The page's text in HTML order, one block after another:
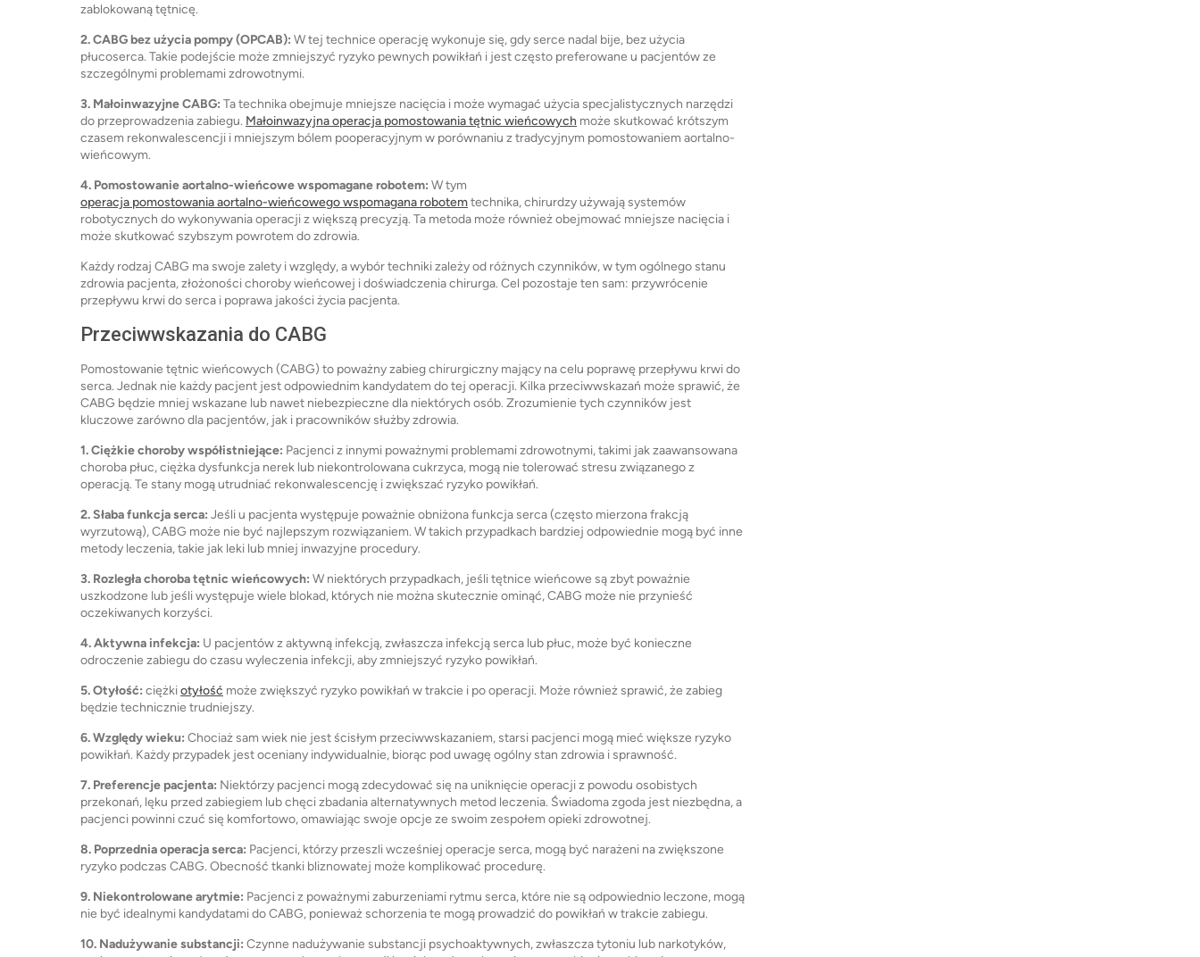
zablokowaną tętnicę.
2. CABG bez użycia pompy (OPCAB): W tej technice operację wykonuje się, gdy serce nadal bije, bez użycia
płucoserca. Takie podejście może zmniejszyć ryzyko pewnych powikłań i jest często preferowane u pacjentów ze
szczególnymi problemami zdrowotnymi.
3. Małoinwazyjne CABG: Ta technika obejmuje mniejsze nacięcia i może wymagać użycia specjalistycznych narzędzi
do przeprowadzenia zabiegu. Małoinwazyjna operacja pomostowania tętnic wieńcowych może skutkować krótszym
czasem rekonwalescencji i mniejszym bólem pooperacyjnym w porównaniu z tradycyjnym pomostowaniem aortalno-
wieńcowym.
4. Pomostowanie aortalno-wieńcowe wspomagane robotem: W tym
operacja pomostowania aortalno-wieńcowego wspomagana robotemtechnika, chirurdzy używają systemów
robotycznych do wykonywania operacji z większą precyzją. Ta metoda może również obejmować mniejsze nacięcia i
może skutkować szybszym powrotem do zdrowia.
Każdy rodzaj CABG ma swoje zalety i względy, a wybór techniki zależy od różnych czynników, w tym ogólnego stanu
zdrowia pacjenta, złożoności choroby wieńcowej i doświadczenia chirurga. Cel pozostaje ten sam: przywrócenie
przepływu krwi do serca i poprawa jakości życia pacjenta.
Przeciwwskazania do CABG
Pomostowanie tętnic wieńcowych (CABG) to poważny zabieg chirurgiczny mający na celu poprawę przepływu krwi do
serca. Jednak nie każdy pacjent jest odpowiednim kandydatem do tej operacji. Kilka przeciwwskazań może sprawić, że
CABG będzie mniej wskazane lub nawet niebezpieczne dla niektórych osób. Zrozumienie tych czynników jest
kluczowe zarówno dla pacjentów, jak i pracowników służby zdrowia.
1. Ciężkie choroby współistniejące: Pacjenci z innymi poważnymi problemami zdrowotnymi, takimi jak zaawansowana
choroba płuc, ciężka dysfunkcja nerek lub niekontrolowana cukrzyca, mogą nie tolerować stresu związanego z
operacją. Te stany mogą utrudniać rekonwalescencję i zwiększać ryzyko powikłań.
2. Słaba funkcja serca: Jeśli u pacjenta występuje poważnie obniżona funkcja serca (często mierzona frakcją
wyrzutową), CABG może nie być najlepszym rozwiązaniem. W takich przypadkach bardziej odpowiednie mogą być inne
metody leczenia, takie jak leki lub mniej inwazyjne procedury.
3. Rozległa choroba tętnic wieńcowych: W niektórych przypadkach, jeśli tętnice wieńcowe są zbyt poważnie
uszkodzone lub jeśli występuje wiele blokad, których nie można skutecznie ominąć, CABG może nie przynieść
oczekiwanych korzyści.
4. Aktywna infekcja: U pacjentów z aktywną infekcją, zwłaszcza infekcją serca lub płuc, może być konieczne
odroczenie zabiegu do czasu wyleczenia infekcji, aby zmniejszyć ryzyko powikłań.
5. Otyłość: ciężkiotyłość może zwiększyć ryzyko powikłań w trakcie i po operacji. Może również sprawić, że zabieg
będzie technicznie trudniejszy.
6. Względy wieku: Chociaż sam wiek nie jest ścisłym przeciwwskazaniem, starsi pacjenci mogą mieć większe ryzyko
powikłań. Każdy przypadek jest oceniany indywidualnie, biorąc pod uwagę ogólny stan zdrowia i sprawność.
7. Preferencje pacjenta: Niektórzy pacjenci mogą zdecydować się na uniknięcie operacji z powodu osobistych
przekonań, lęku przed zabiegiem lub chęci zbadania alternatywnych metod leczenia. Świadoma zgoda jest niezbędna, a
pacjenci powinni czuć się komfortowo, omawiając swoje opcje ze swoim zespołem opieki zdrowotnej.
8. Poprzednia operacja serca: Pacjenci, którzy przeszli wcześniej operacje serca, mogą być narażeni na zwiększone
ryzyko podczas CABG. Obecność tkanki bliznowatej może komplikować procedurę.
9. Niekontrolowane arytmie: Pacjenci z poważnymi zaburzeniami rytmu serca, które nie są odpowiednio leczone, mogą
nie być idealnymi kandydatami do CABG, ponieważ schorzenia te mogą prowadzić do powikłań w trakcie zabiegu.
10. Nadużywanie substancji: Czynne nadużywanie substancji psychoaktywnych, zwłaszcza tytoniu lub narkotyków,